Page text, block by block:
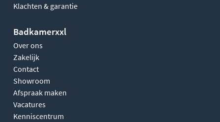
Klachten & garantie
Badkamerxxl
Over ons
Zakelijk
Contact
Showroom
Afspraak maken
Vacatures
Kenniscentrum